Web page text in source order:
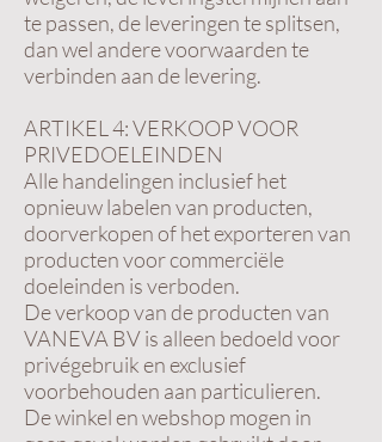
te passen, de leveringen te splitsen,
dan wel andere voorwaarden te
verbinden aan de levering.
ARTIKEL 4: VERKOOP VOOR
PRIVEDOELEINDEN
Alle handelingen inclusief het
opnieuw labelen van producten,
doorverkopen of het exporteren van
producten voor commerciële
doeleinden is verboden.
De verkoop van de producten van
VANEVA BV is alleen bedoeld voor
privégebruik en exclusief
voorbehouden aan particulieren.
De winkel en webshop mogen in